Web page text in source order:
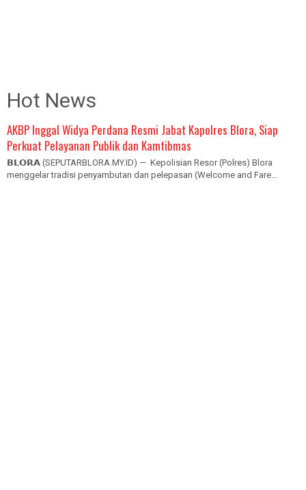
Hot News
AKBP Inggal Widya Perdana Resmi Jabat Kapolres Blora, Siap
Perkuat Pelayanan Publik dan Kamtibmas
𝗕𝗟𝗢𝗥𝗔 (SEPUTARBLORA.MY.ID) — Kepolisian Resor (Polres) Blora
menggelar tradisi penyambutan dan pelepasan (Welcome and Fare...